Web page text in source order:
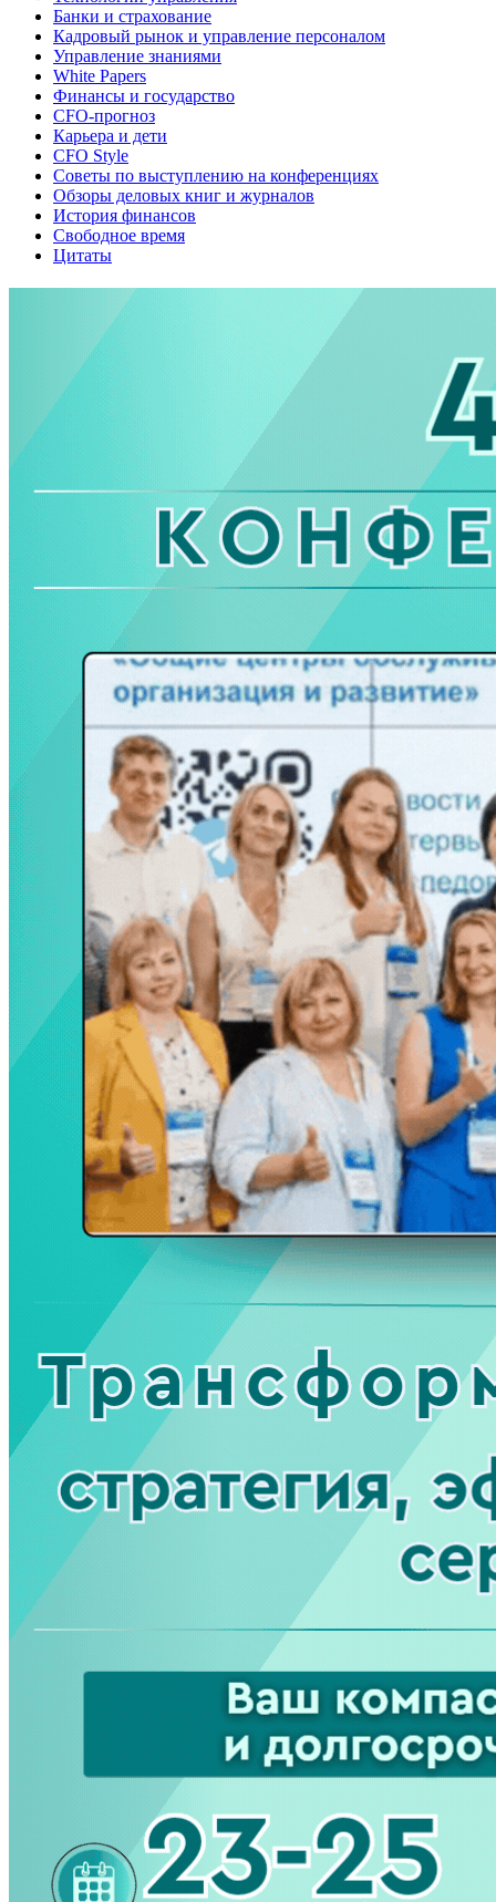
Банки и страхование
Кадровый рынок и управление персоналом
Управление знаниями
White Papers
Финансы и государство
CFO-прогноз
Карьера и дети
CFO Style
Советы по выступлению на конференциях
Обзоры деловых книг и журналов
История финансов
Свободное время
Цитаты